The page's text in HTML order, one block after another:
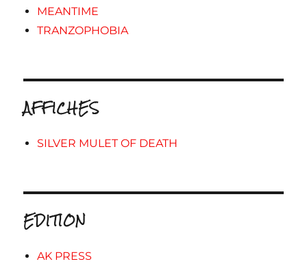
MEANTIME
TRANZOPHOBIA
AFFICHES
SILVER MULET OF DEATH
EDITION
AK PRESS